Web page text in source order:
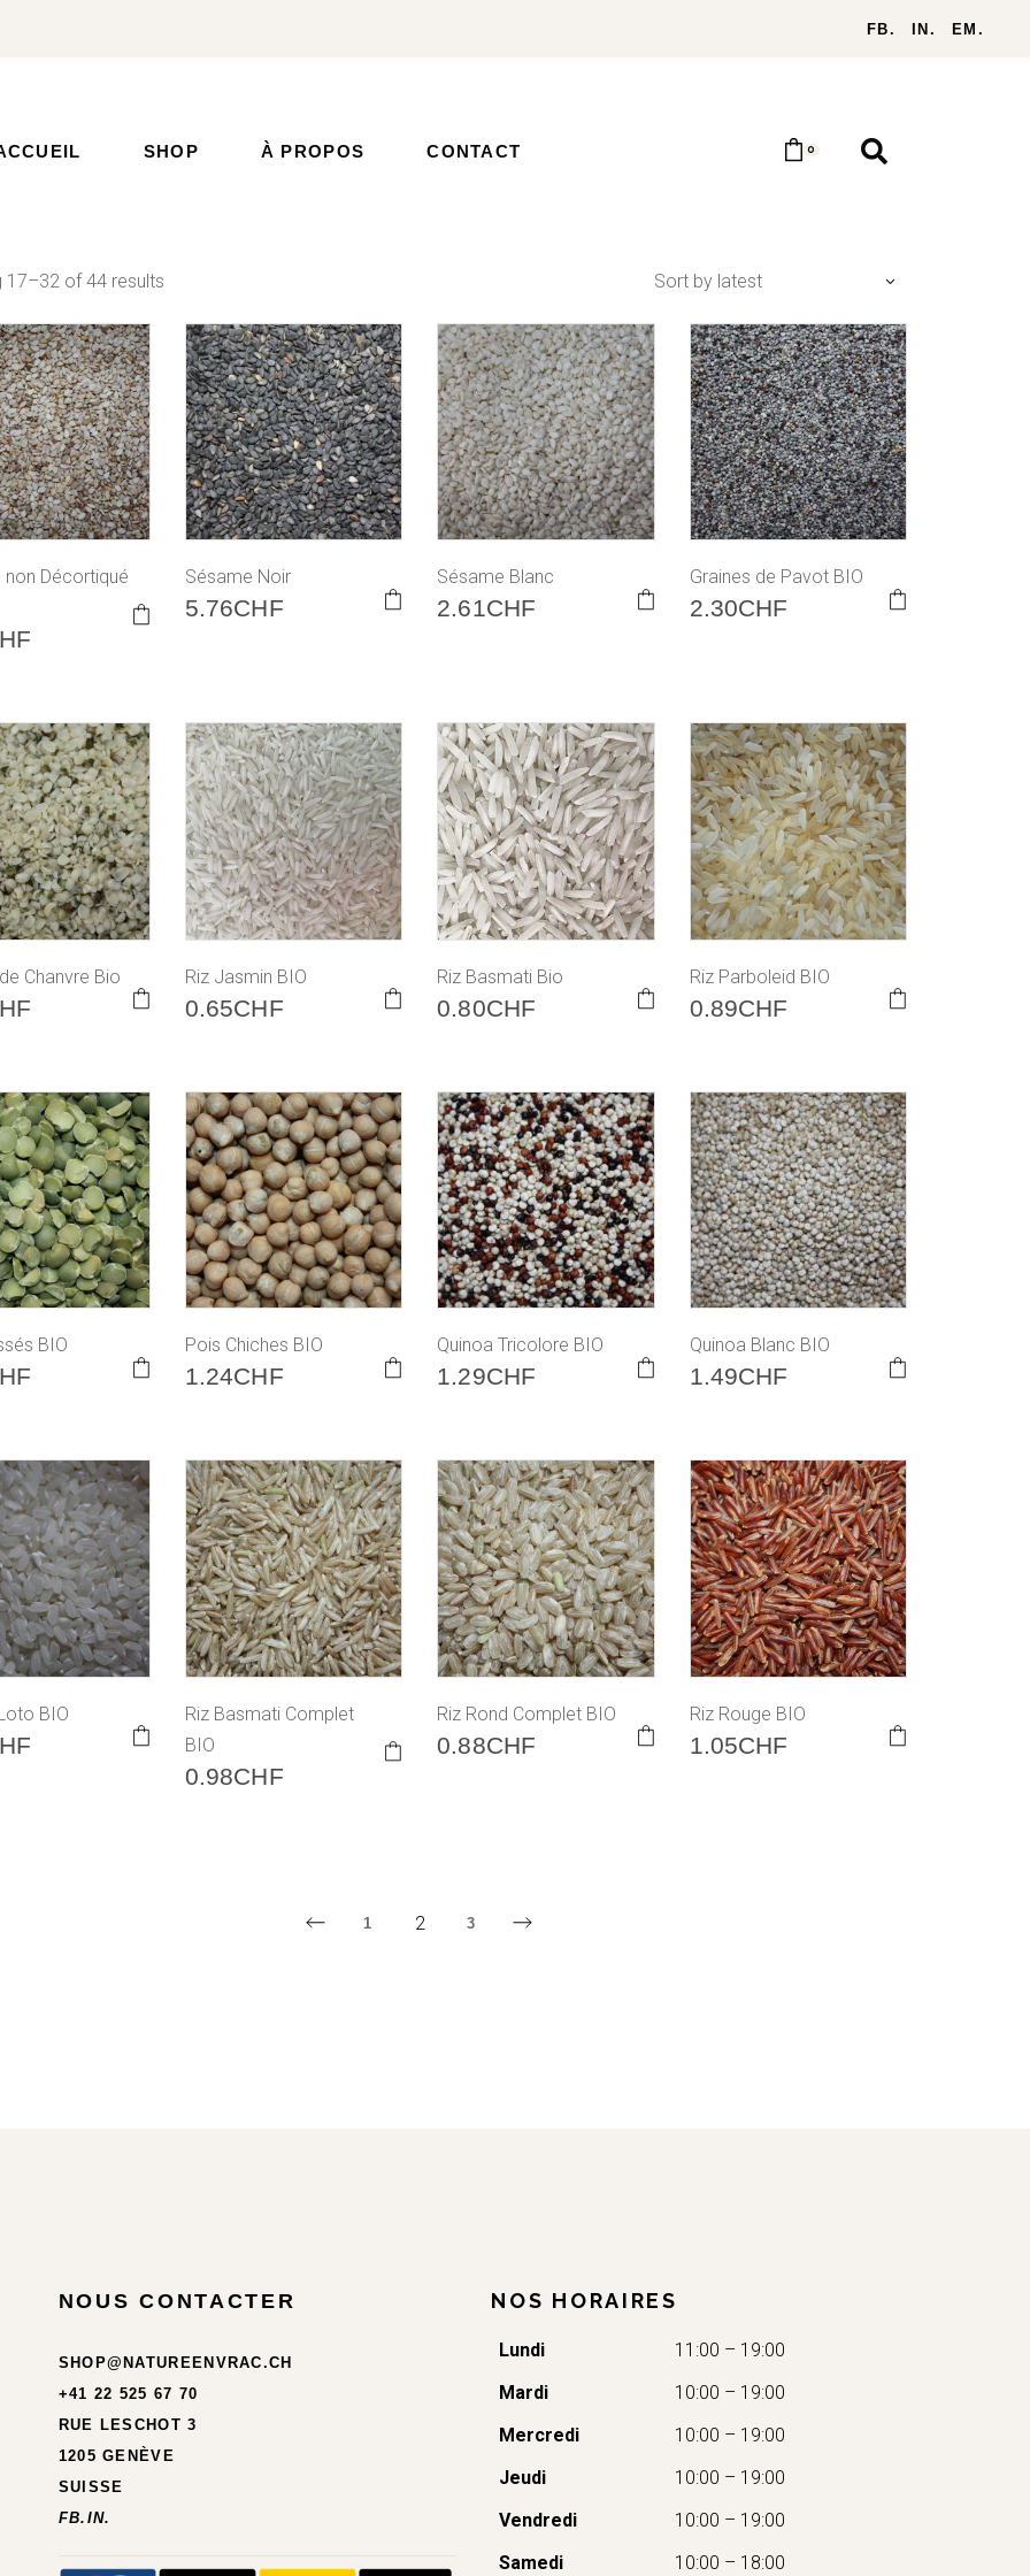
FB. IN. EM.
SHOP À PROPOS CONTACT 0
17–32 of 44 results Sort by latest
non Décortiqué
Sésame Noir
5.76CHF
Sésame Blanc
2.61CHF
Graines de Pavot BIO
2.30CHF
Chanvre Bio Riz Jasmin BIO
0.65CHF
Riz Basmati Bio
0.80CHF
Riz Parboleid BIO
0.89CHF
BIO Pois Chiches BIO
1.24CHF
Quinoa Tricolore BIO
1.29CHF
Quinoa Blanc BIO
1.49CHF
BIO
Riz Basmati Complet
BIO
0.98CHF
Riz Rond Complet BIO
0.88CHF
Riz Rouge BIO
1.05CHF
1 2 3
NOUS CONTACTER
SHOP@NATUREENVRAC.CH
+41 22 525 67 70
RUE LESCHOT 3
1205 GENÈVE
SUISSE
FB. IN.
NOS HORAIRES
Lundi
11:00 – 19:00
Mardi
10:00 – 19:00
Mercredi
10:00 – 19:00
Jeudi
10:00 – 19:00
Vendredi
10:00 – 19:00
Samedi
10:00 – 18:00